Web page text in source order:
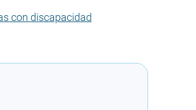
con discapacidad